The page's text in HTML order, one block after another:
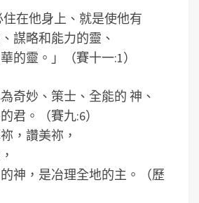
住在他身上、就是使他有
謀略和能力的靈、
的靈。」（賽十一:1）
奇妙、策士、全能的 神、
君。（賽九:6）
，讚美祢，
神，是冶理全地的主。（歷